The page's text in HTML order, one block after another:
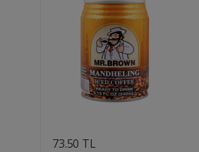
73.50 TL